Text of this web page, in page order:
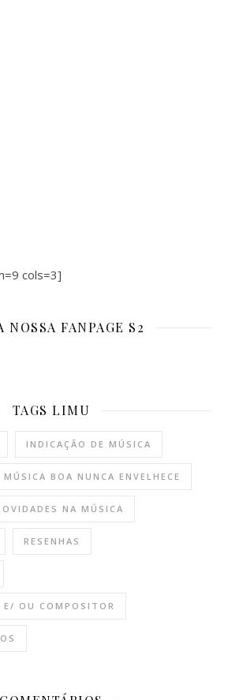
cols=3]
NOSSA FANPAGE S2
TAGS LIMU
INDICAÇÃO DE MÚSICA
MÚSICA BOA NUNCA ENVELHECE
NA MÚSICA
RESENHAS
E/ OU COMPOSITOR